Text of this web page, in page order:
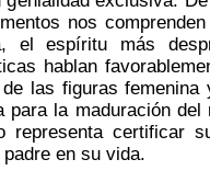
nos
el espíritu más
hablan
las figuras femenina
para la maduración
representa certificar
en su vida.